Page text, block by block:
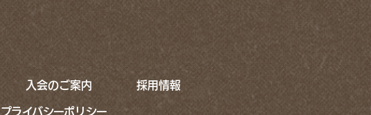
1月(7)
入会のご案内 採用情報
プライバシーポリシー